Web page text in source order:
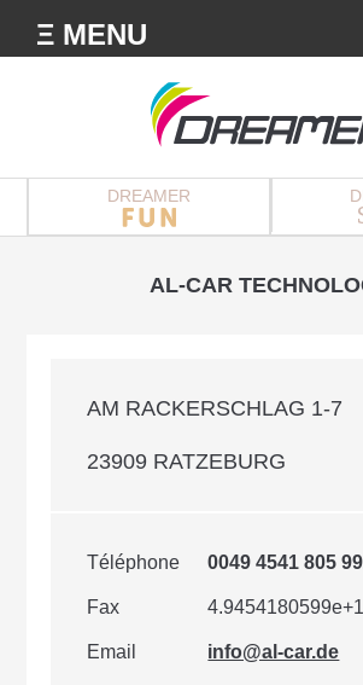
Ξ MENU
DREAMER
AL-CAR
AM RACKERSCHLAG 1-7
23909 RATZEBURG
Téléphone 0049 4541 805
Fax
Email info@al-car.de